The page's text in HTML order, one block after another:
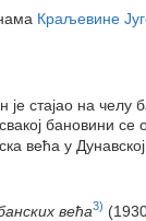
Краљевине
је стајао на
бановини се
већа у
већа3)